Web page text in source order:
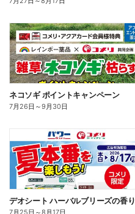
ネコソギ ポイントキャンペーン
7月26日 ～9月30日
デオシート ハーバルブリーズの香り
7月25日 ～8月17日